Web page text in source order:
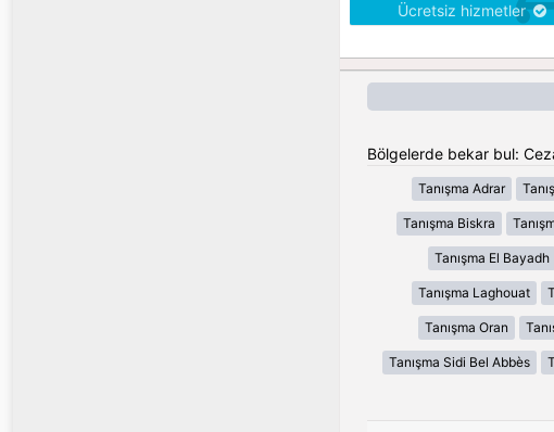
Ücretsiz hizmetler
Bölgelerde bekar bul:
Tanışma Adrar
Tanışma Biskra
Tanışma El Bayadh
Tanışma Laghouat
Tanışma Oran
Tanışma Sidi Bel Abbès